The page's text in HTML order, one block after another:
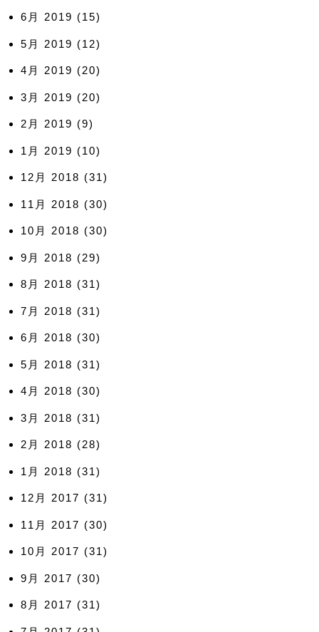
6月 2019 (15)
5月 2019 (12)
4月 2019 (20)
3月 2019 (20)
2月 2019 (9)
1月 2019 (10)
12月 2018 (31)
11月 2018 (30)
10月 2018 (30)
9月 2018 (29)
8月 2018 (31)
7月 2018 (31)
6月 2018 (30)
5月 2018 (31)
4月 2018 (30)
3月 2018 (31)
2月 2018 (28)
1月 2018 (31)
12月 2017 (31)
11月 2017 (30)
10月 2017 (31)
9月 2017 (30)
8月 2017 (31)